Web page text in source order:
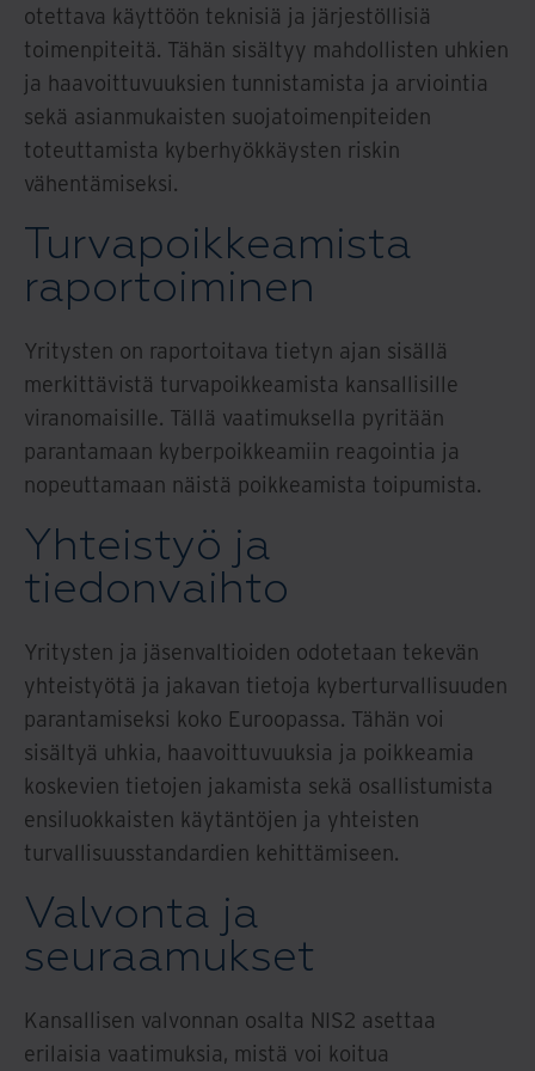
otettava käyttöön teknisiä ja järjestöllisiä
toimenpiteitä. Tähän sisältyy mahdollisten uhkien
ja haavoittuvuuksien tunnistamista ja arviointia
sekä asianmukaisten suojatoimenpiteiden
toteuttamista kyberhyökkäysten riskin
vähentämiseksi.
Turvapoikkeamista
raportoiminen
Yritysten on raportoitava tietyn ajan sisällä
merkittävistä turvapoikkeamista kansallisille
viranomaisille. Tällä vaatimuksella pyritään
parantamaan kyberpoikkeamiin reagointia ja
nopeuttamaan näistä poikkeamista toipumista.
Yhteistyö ja
tiedonvaihto
Yritysten ja jäsenvaltioiden odotetaan tekevän
yhteistyötä ja jakavan tietoja kyberturvallisuuden
parantamiseksi koko Euroopassa. Tähän voi
sisältyä uhkia, haavoittuvuuksia ja poikkeamia
koskevien tietojen jakamista sekä osallistumista
ensiluokkaisten käytäntöjen ja yhteisten
turvallisuusstandardien kehittämiseen.
Valvonta ja
seuraamukset
Kansallisen valvonnan osalta NIS2 asettaa
erilaisia vaatimuksia, mistä voi koitua